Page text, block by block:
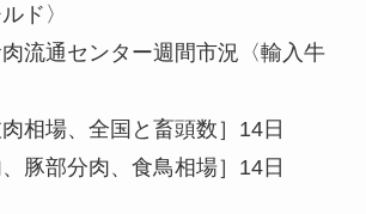
ド〉
肉流通センター週間市況〈輸入牛
肉相場、全国と畜頭数］14日
、豚部分肉、食鳥相場］14日